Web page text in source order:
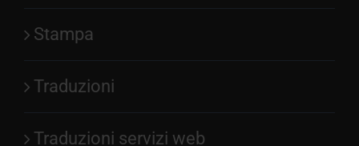
Stampa
Traduzioni
Traduzioni servizi web